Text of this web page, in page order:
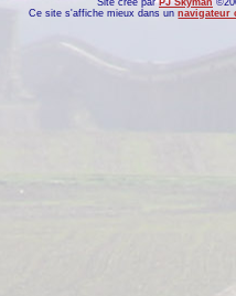
Site créé par PJ Skyman
Ce site s'affiche mieux dans unnavigateur